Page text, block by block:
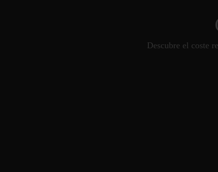
Descubre el coste